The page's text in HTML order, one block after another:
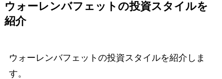
ウォーレンバフェットの投資スタイルを
紹介
ウォーレンバフェットの投資スタイルを紹介しま
す。